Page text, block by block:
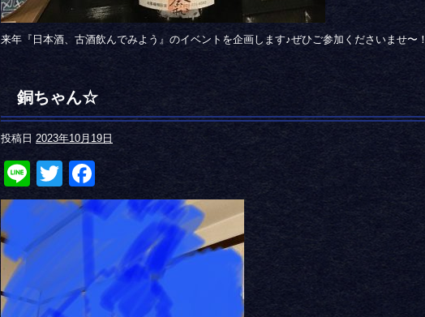
来年『日本酒、古酒飲んでみよう』のイベントを企画します♪ぜひご参加くださいませ〜！
銅ちゃん☆
投稿日 2023年10月19日
LineTwitterFacebook